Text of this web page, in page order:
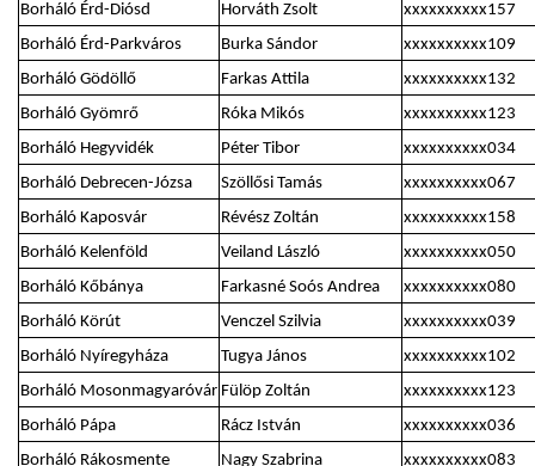
Borháló Érd-Diósd
Horváth Zsolt
xxxxxxxxxx157
Borháló Érd-Parkváros
Burka Sándor
xxxxxxxxxx109
Borháló Gödöllő
Farkas Attila
xxxxxxxxxx132
Borháló Gyömrő
Róka Mikós
xxxxxxxxxx123
Borháló Hegyvidék
Péter Tibor
xxxxxxxxxx034
Borháló Debrecen-Józsa
Szöllősi Tamás
xxxxxxxxxx067
Borháló Kaposvár
Révész Zoltán
xxxxxxxxxx158
Borháló Kelenföld
Veiland László
xxxxxxxxxx050
Borháló Kőbánya
Farkasné Soós Andrea
xxxxxxxxxx080
Borháló Körút
Venczel Szilvia
xxxxxxxxxx039
Borháló Nyíregyháza
Tugya János
xxxxxxxxxx102
Borháló Mosonmagyaróvár Fülöp Zoltán
xxxxxxxxxx123
Borháló Pápa
Rácz István
xxxxxxxxxx036
Borháló Rákosmente
Nagy Szabrina xxxxxxxxxx083